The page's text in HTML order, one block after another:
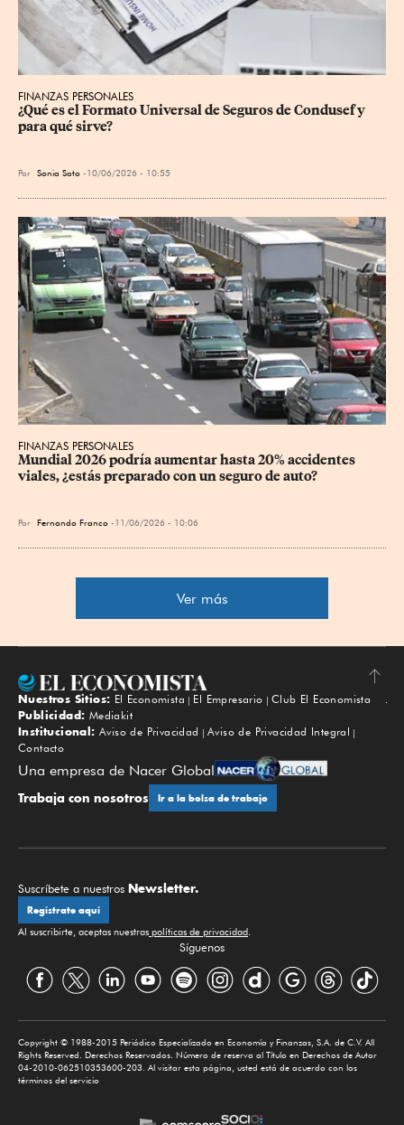
FINANZAS PERSONALES
¿Qué es el Formato Universal de Seguros de Condusef y
para qué sirve?
Por Sonia Soto 10/06/2026 - 10:55
FINANZAS PERSONALES
Mundial 2026 podría aumentar hasta 20% accidentes
viales, ¿estás preparado con un seguro de auto?
Por Fernando Franco 11/06/2026 - 10:06
Ver más
Subir
Nuestros Sitios: El Economista El Empresario
Club El Economista
Publicidad: Mediakit
Institucional: Aviso de Privacidad
Aviso de Privacidad Integral
Contacto
Una empresa de Nacer Global
Trabaja con nosotros Ir a la bolsa de trabajo
Suscríbete a nuestros Newsletter.
Regístrate aquí
Al suscribirte, aceptas nuestras políticas de privacidad.
Síguenos
Copyright © 1988-2015 Periódico Especializado en Economía y Finanzas, S.A. de C.V. All
Rights Reserved. Derechos Reservados. Número de reserva al Título en Derechos de Autor
04-2010-062510353600-203. Al visitar esta página, usted está de acuerdo con los
términos del servicio